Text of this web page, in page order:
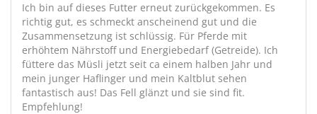
Ich bin auf dieses Futter erneut zurückgekommen. Es
richtig gut, es schmeckt anscheinend gut und die
Zusammensetzung ist schlüssig. Für Pferde mit
erhöhtem Nährstoff und Energiebedarf (Getreide). Ich
füttere das Müsli jetzt seit ca einem halben Jahr und
mein junger Haflinger und mein Kaltblut sehen
fantastisch aus! Das Fell glänzt und sie sind fit.
Empfehlung!